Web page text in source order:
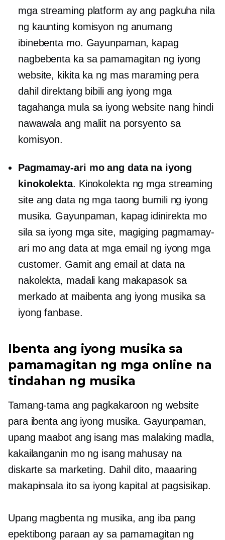
mga streaming platform ay ang pagkuha nila
ng kaunting komisyon ng anumang
ibinebenta mo. Gayunpaman, kapag
nagbebenta ka sa pamamagitan ng iyong
website, kikita ka ng mas maraming pera
dahil direktang bibili ang iyong mga
tagahanga mula sa iyong website nang hindi
nawawala ang maliit na porsyento sa
komisyon.
Pagmamay-ari mo ang data na iyong
kinokolekta. Kinokolekta ng mga streaming
site ang data ng mga taong bumili ng iyong
musika. Gayunpaman, kapag idinirekta mo
sila sa iyong mga site, magiging pagmamay-
ari mo ang data at mga email ng iyong mga
customer. Gamit ang email at data na
nakolekta, madali kang makapasok sa
merkado at maibenta ang iyong musika sa
iyong fanbase.
Ibenta ang iyong musika sa
pamamagitan ng mga online na
tindahan ng musika
Tamang-tama ang pagkakaroon ng website
para ibenta ang iyong musika. Gayunpaman,
upang maabot ang isang mas malaking madla,
kakailanganin mo ng isang mahusay na
diskarte sa marketing. Dahil dito, maaaring
makapinsala ito sa iyong kapital at pagsisikap.
Upang magbenta ng musika, ang iba pang
epektibong paraan ay sa pamamagitan ng